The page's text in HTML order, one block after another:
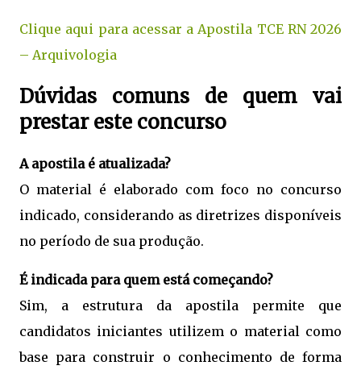
Clique aqui para acessar a Apostila TCE RN 2026
– Arquivologia
Dúvidas comuns de quem vai
prestar este concurso
A apostila é atualizada?
O material é elaborado com foco no concurso
indicado, considerando as diretrizes disponíveis
no período de sua produção.
É indicada para quem está começando?
Sim, a estrutura da apostila permite que
candidatos iniciantes utilizem o material como
base para construir o conhecimento de forma